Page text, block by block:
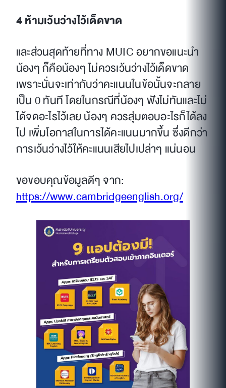
4 ห้ามเว้นว่างไว้เด็ดขาด
และส่วนสุดท้ายที่ทาง MUIC อยากขอแนะนำ
น้องๆ ก็คือน้องๆ ไม่ควรเว้นว่างไว้เด็ดขาด
เพราะนั่นจะเท่ากับว่าคะแนนในข้อนั้นจะกลาย
เป็น 0 ทันที โดยในกรณีที่น้องๆ ฟังไม่ทันและไม่
ได้จดอะไรไว้เลย น้องๆ ควรสุ่มตอบอะไรก็ได้ลง
ไป เพิ่มโอกาสในการได้คะแนนมากขึ้น ซึ่งดีกว่า
การเว้นว่างไว้ให้คะแนนเสียไปเปล่าๆ แน่นอน
ขอขอบคุณข้อมูลดีๆ จาก:
https://www.cambridgeenglish.org/